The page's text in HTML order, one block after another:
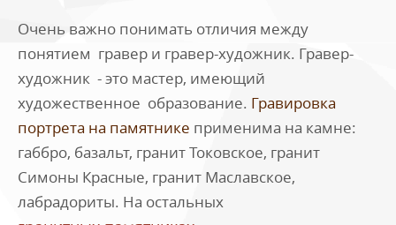
Очень важно понимать отличия между
понятием гравер и гравер-художник. Гравер-
художник - это мастер, имеющий
художественное образование. Гравировка
портрета на памятнике применима на камне:
габбро, базальт, гранит Токовское, гранит
Симоны Красные, гранит Маславское,
лабрадориты. На остальных